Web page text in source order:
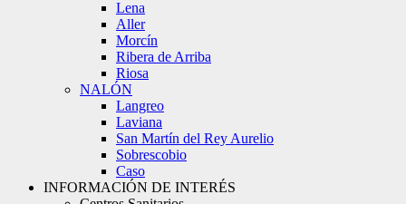
Lena
Aller
Morcín
Ribera de Arriba
Riosa
NALÓN
Langreo
Laviana
San Martín del Rey Aurelio
Sobrescobio
Caso
INFORMACIÓN DE INTERÉS